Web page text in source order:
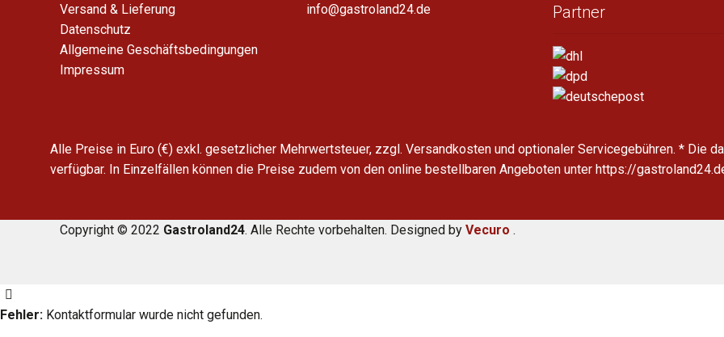
Versand & Lieferung
Datenschutz
Allgemeine Geschäftsbedingungen
Impressum
info@gastroland24.de
Partner
Alle Preise in Euro (€) exkl. gesetzlicher Mehrwertsteuer, zzgl. Versandkosten und optionaler Servicegebühren. * Die
verfügbar. In Einzelfällen können die Preise zudem von den online bestellbaren Angeboten unter https://
Copyright © 2022 Gastroland24. Alle Rechte vorbehalten. Designed byVecuro .
Fehler: Kontaktformular wurde nicht gefunden.